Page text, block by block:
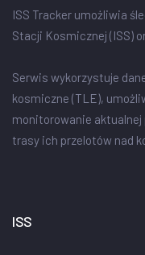
ISS Tracker umożliwia
Stacji Kosmicznej (ISS)
Serwis wykorzystuje
kosmiczne (TLE),
monitorowanie
trasy ich przelotów nad
ISS